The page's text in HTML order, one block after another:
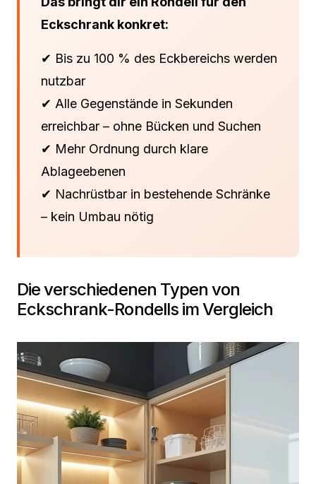
Eckschrank konkret:
✔ Bis zu 100 % des Eckbereichs werden
nutzbar
✔ Alle Gegenstände in Sekunden
erreichbar – ohne Bücken und Suchen
✔ Mehr Ordnung durch klare
Ablageebenen
✔ Nachrüstbar in bestehende Schränke
– kein Umbau nötig
Die verschiedenen Typen von
Eckschrank-Rondells im Vergleich